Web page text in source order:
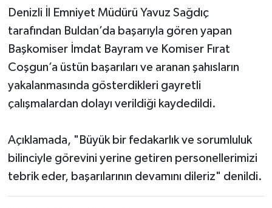
Denizli İl Emniyet Müdürü Yavuz Sağdıç
tarafından Buldan’da başarıyla gören yapan
Başkomiser İmdat Bayram ve Komiser Fırat
Coşgun’a üstün başarıları ve aranan şahısların
yakalanmasında gösterdikleri gayretli
çalışmalardan dolayı verildiği kaydedildi.
Açıklamada, "Büyük bir fedakarlık ve sorumluluk
bilinciyle görevini yerine getiren personellerimizi
tebrik eder, başarılarının devamını dileriz" denildi.